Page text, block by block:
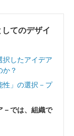
てのデザイ
択したアイデア
？
性」の選択－プ
－では、組織で